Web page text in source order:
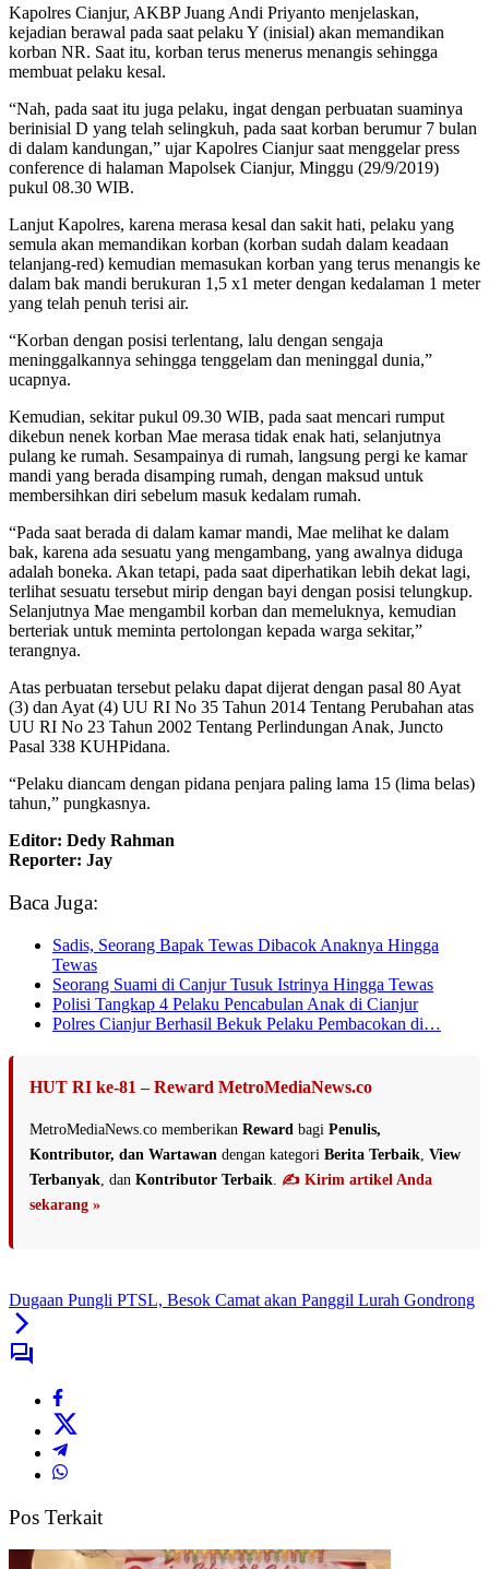
Kapolres Cianjur, AKBP Juang Andi Priyanto menjelaskan,
kejadian berawal pada saat pelaku Y (inisial) akan memandikan
korban NR. Saat itu, korban terus menerus menangis sehingga
membuat pelaku kesal.
“Nah, pada saat itu juga pelaku, ingat dengan perbuatan suaminya
berinisial D yang telah selingkuh, pada saat korban berumur 7 bulan
di dalam kandungan,” ujar Kapolres Cianjur saat menggelar press
conference di halaman Mapolsek Cianjur, Minggu (29/9/2019)
pukul 08.30 WIB.
Lanjut Kapolres, karena merasa kesal dan sakit hati, pelaku yang
semula akan memandikan korban (korban sudah dalam keadaan
telanjang-red) kemudian memasukan korban yang terus menangis ke
dalam bak mandi berukuran 1,5 x1 meter dengan kedalaman 1 meter
yang telah penuh terisi air.
“Korban dengan posisi terlentang, lalu dengan sengaja
meninggalkannya sehingga tenggelam dan meninggal dunia,”
ucapnya.
Kemudian, sekitar pukul 09.30 WIB, pada saat mencari rumput
dikebun nenek korban Mae merasa tidak enak hati, selanjutnya
pulang ke rumah. Sesampainya di rumah, langsung pergi ke kamar
mandi yang berada disamping rumah, dengan maksud untuk
membersihkan diri sebelum masuk kedalam rumah.
“Pada saat berada di dalam kamar mandi, Mae melihat ke dalam
bak, karena ada sesuatu yang mengambang, yang awalnya diduga
adalah boneka. Akan tetapi, pada saat diperhatikan lebih dekat lagi,
terlihat sesuatu tersebut mirip dengan bayi dengan posisi telungkup.
Selanjutnya Mae mengambil korban dan memeluknya, kemudian
berteriak untuk meminta pertolongan kepada warga sekitar,”
terangnya.
Atas perbuatan tersebut pelaku dapat dijerat dengan pasal 80 Ayat
(3) dan Ayat (4) UU RI No 35 Tahun 2014 Tentang Perubahan atas
UU RI No 23 Tahun 2002 Tentang Perlindungan Anak, Juncto
Pasal 338 KUHPidana.
“Pelaku diancam dengan pidana penjara paling lama 15 (lima belas)
tahun,” pungkasnya.
Editor: Dedy Rahman
Reporter: Jay
Baca Juga:
Sadis, Seorang Bapak Tewas Dibacok Anaknya Hingga
Tewas
Seorang Suami di Canjur Tusuk Istrinya Hingga Tewas
Polisi Tangkap 4 Pelaku Pencabulan Anak di Cianjur
Polres Cianjur Berhasil Bekuk Pelaku Pembacokan di…
HUT RI ke-81 – Reward MetroMediaNews.co
MetroMediaNews.co memberikan Reward bagi Penulis,
Kontributor, dan Wartawan dengan kategori Berita Terbaik View
Terbanyak , dan Kontributor Terbaik ✍️ Kirim artikel Anda
sekarang »
Dugaan Pungli PTSL, Besok Camat akan Panggil Lurah Gondrong
Pos Terkait